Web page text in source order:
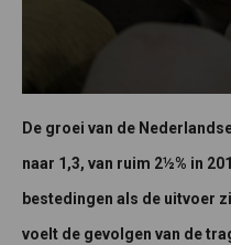
De groei van de
naar 1,3, van ruim 2½% in
bestedingen als de uitvoer
voelt de gevolgen van de